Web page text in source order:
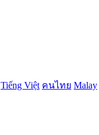
Tiếng Việt คนไทย Malay